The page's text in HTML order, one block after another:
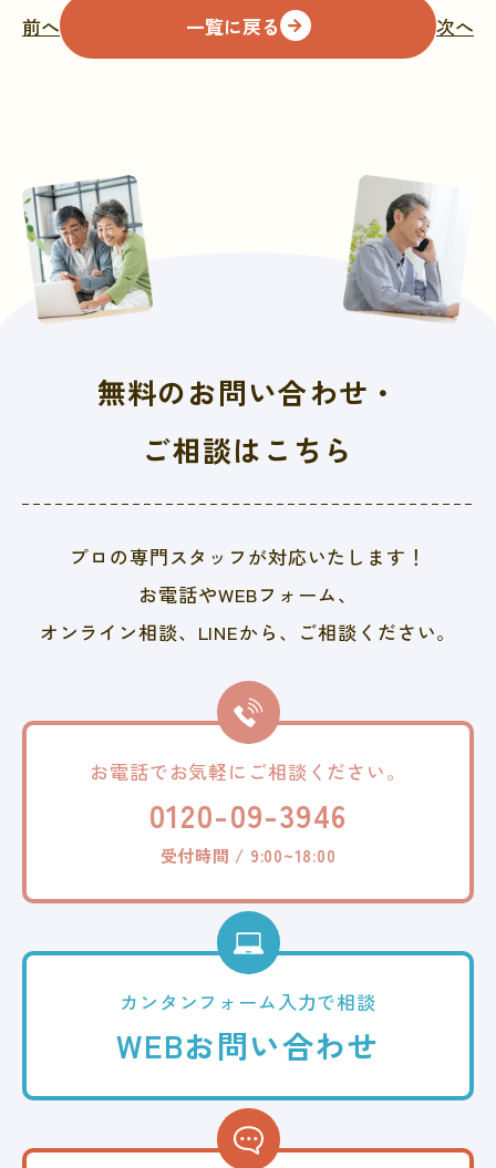
前へ 一覧に戻る 次へ
無料のお問い合わせ・
ご相談はこちら
プロの専門スタッフが対応いたします！
お電話やWEBフォーム、
オンライン相談、LINEから、 ご相談ください。
お電話でお気軽に ご相談ください。
0120-09-3946
受付時間 / 9:00~18:00
カンタンフォーム入力で相談
WEBお問い合わせ